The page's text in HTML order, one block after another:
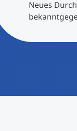
Neues